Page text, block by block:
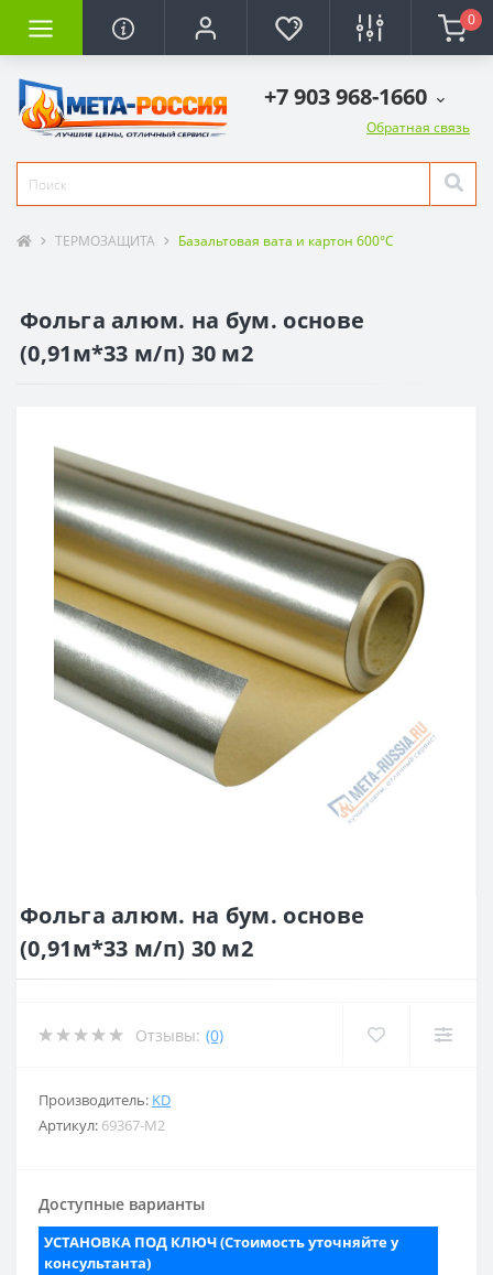
0
+7 903 968-1660
Обратная связь
ТЕРМОЗАЩИТА Базальтовая вата и картон 600°C
Фольга алюм. на бум. основе
(0,91м*33 м/п) 30 м2
Фольга алюм. на бум. основе
(0,91м*33 м/п) 30 м2
Отзывы: (0)
Производитель: KD
Артикул: 69367-M2
Доступные варианты
УСТАНОВКА ПОД КЛЮЧ (Стоимость уточняйте у
консультанта)